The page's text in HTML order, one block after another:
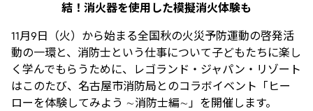
結！消火器を使用した模擬消火体験も
11月9日（火）から始まる全国秋の火災予防運動の啓発活
動の一環と、消防士という仕事について子どもたちに楽し
く学んでもらうために、レゴランド・ジャパン・リゾート
はこのたび、名古屋市消防局とのコラボイベント「ヒー
ローを体験してみよう ∼消防士編∼」を開催します。